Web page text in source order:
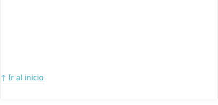
↑ Ir al inicio